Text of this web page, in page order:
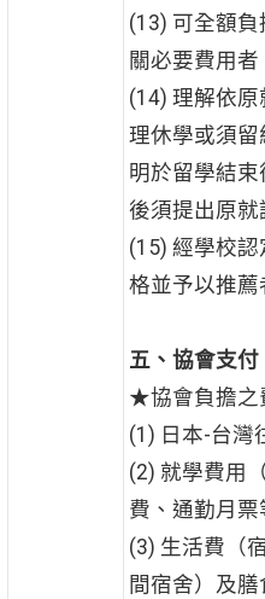
(13) 可全額
關必要費用者
(14) 理解依
理休學或須
明於留學結
後須提出原就
(15) 經學校
格並予以推薦
五、協會支付
★協會負擔之
(1) 日本-台灣
(2) 就學費用
費、通勤月票
(3) 生活費（
間宿舍）及膳